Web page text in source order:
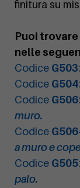
finitura su
Puoi
nelle
Codice G503:
Codice G504:
Codice G506:
muro.
Codice
a muro e
Codice G505:
palo.